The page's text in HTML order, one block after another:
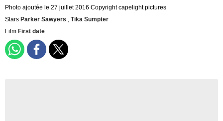
Photo ajoutée le 27 juillet 2016 Copyright capelight pictures
Stars Parker Sawyers , Tika Sumpter
Film First date